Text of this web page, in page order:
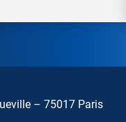
– 75017 Paris